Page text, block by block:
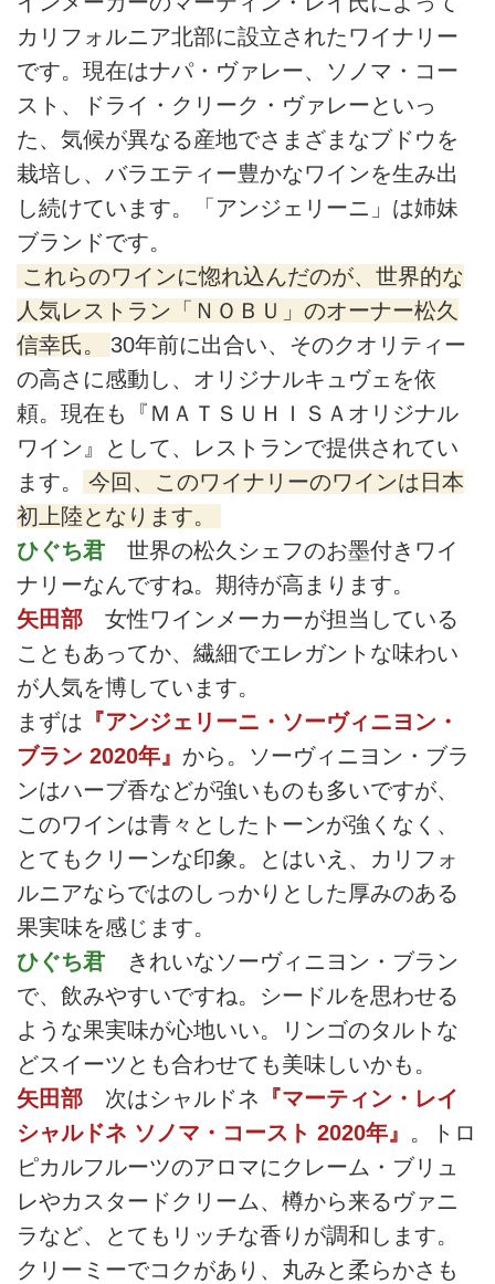
カリフォルニア北部に設立されたワイナリー
です。現在はナパ・ヴァレー、ソノマ・コー
スト、ドライ・クリーク・ヴァレーといっ
た、気候が異なる産地でさまざまなブドウを
栽培し、バラエティー豊かなワインを生み出
し続けています。「アンジェリーニ」は姉妹
ブランドです。
これらのワインに惚れ込んだのが、世界的な
人気レストラン「ＮＯＢＵ」のオーナー松久
信幸氏。
30年前に出合い、そのクオリティー
の高さに感動し、オリジナルキュヴェを依
頼。現在も『ＭＡＴＳＵＨＩＳＡオリジナル
ワイン』として、レストランで提供されてい
ます。
今回、このワイナリーのワインは日本
初上陸となります。
ひぐち君 世界の松久シェフのお墨付きワイ
ナリーなんですね。期待が高まります。
矢田部 女性ワインメーカーが担当している
こともあってか、繊細でエレガントな味わい
が人気を博しています。
まずは 『アンジェリーニ・ソーヴィニヨン・
ブラン 2020年』 から。ソーヴィニヨン・ブラ
ンはハーブ香などが強いものも多いですが、
このワインは青々としたトーンが強くなく、
とてもクリーンな印象。とはいえ、カリフォ
ルニアならではのしっかりとした厚みのある
果実味を感じます。
ひぐち君 きれいなソーヴィニヨン・ブラン
で、飲みやすいですね。シードルを思わせる
ような果実味が心地いい。リンゴのタルトな
どスイーツとも合わせても美味しいかも。
矢田部 次はシャルドネ 『マーティン・レイ
シャルドネ ソノマ・コースト 2020年』 。トロ
ピカルフルーツのアロマにクレーム・ブリュ
レやカスタードクリーム、樽から来るヴァニ
ラなど、とてもリッチな香りが調和します。
クリーミーでコクがあり、丸みと柔らかさも